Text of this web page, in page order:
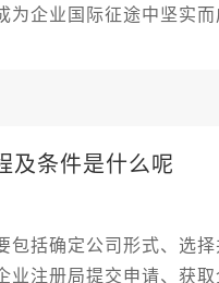
为企业国际征途中坚实而
及条件是什么呢
包括确定公司形式、选
业注册局提交申请、获